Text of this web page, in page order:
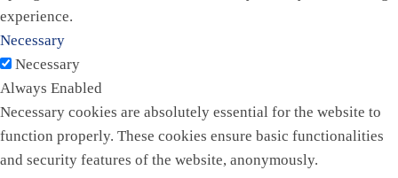
experience.
Necessary
Necessary
Always Enabled
Necessary cookies are absolutely essential for the website to
function properly. These cookies ensure basic functionalities
and security features of the website, anonymously.